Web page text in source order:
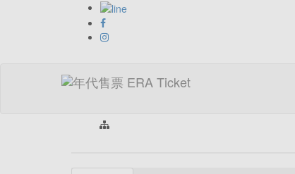
首頁 > 類